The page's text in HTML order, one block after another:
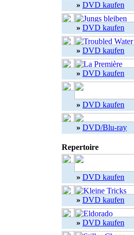
» DVD kaufen
» DVD kaufen
» DVD kaufen
» DVD kaufen
» DVD kaufen
» DVD/Blu-ray
Repertoire
» DVD kaufen
» DVD kaufen
» DVD kaufen